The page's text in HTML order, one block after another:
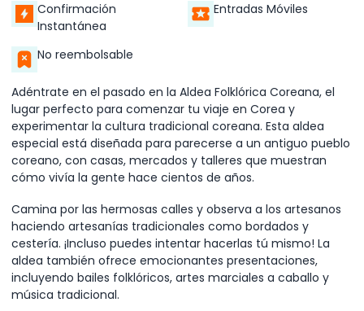
Confirmación
Instantánea
Entradas Móviles
No reembolsable
Adéntrate en el pasado en la Aldea Folklórica Coreana, el
lugar perfecto para comenzar tu viaje en Corea y
experimentar la cultura tradicional coreana. Esta aldea
especial está diseñada para parecerse a un antiguo pueblo
coreano, con casas, mercados y talleres que muestran
cómo vivía la gente hace cientos de años.
Camina por las hermosas calles y observa a los artesanos
haciendo artesanías tradicionales como bordados y
cestería. ¡Incluso puedes intentar hacerlas tú mismo! La
aldea también ofrece emocionantes presentaciones,
incluyendo bailes folklóricos, artes marciales a caballo y
música tradicional.